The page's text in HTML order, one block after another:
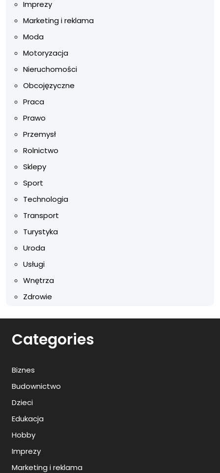
Imprezy
Marketing i reklama
Moda
Motoryzacja
Nieruchomości
Obcojęzyczne
Praca
Prawo
Przemysł
Rolnictwo
Sklepy
Sport
Technologia
Transport
Turystyka
Uroda
Usługi
Wnętrza
Zdrowie
Categories
Biznes
Budownictwo
Dzieci
Edukacja
Hobby
Imprezy
Marketing i reklama